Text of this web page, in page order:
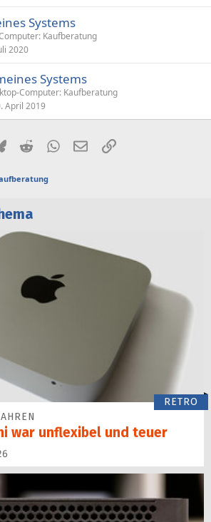
Systems
Kaufberatung
2020
Systems
Computer: Kaufberatung
April 2019
BlueskyRedditWhatsApp
E-MailLink
RETRO
war unflexibel und teuer